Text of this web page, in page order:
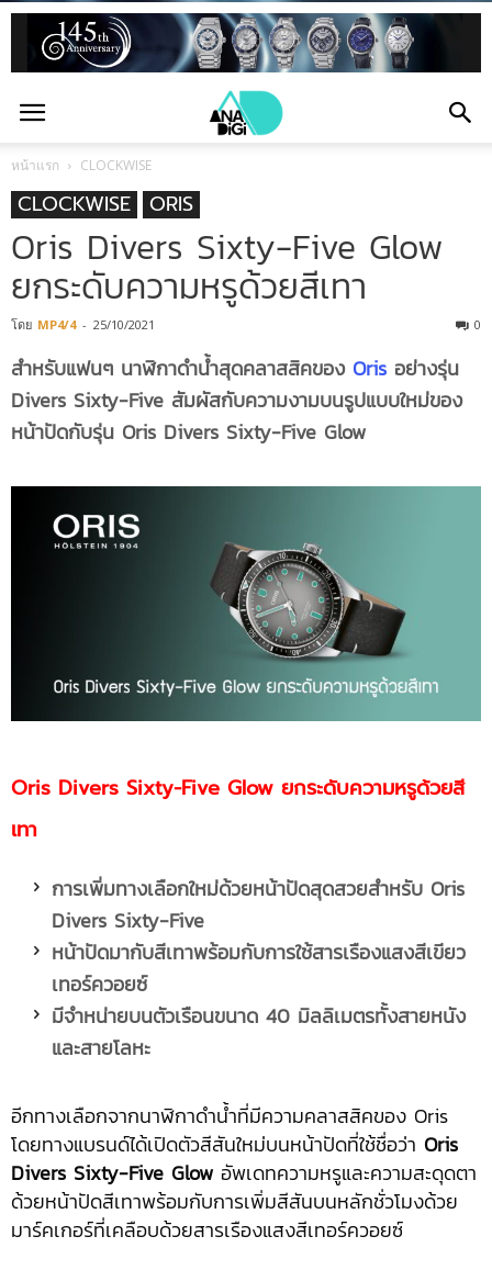
หน้าแรก CLOCKWISE
CLOCKWISE ORIS
Oris Divers Sixty-Five Glow
ยกระดับความหรูด้วยสีเทา
โดย MP4/4 - 25/10/2021 0
สำหรับแฟนๆ นาฬิกาดำน้ำสุดคลาสสิคของ Oris อย่างรุ่น
Divers Sixty-Five สัมผัสกับความงามบนรูปแบบใหม่ของ
หน้าปัดกับรุ่น Oris Divers Sixty-Five Glow
Oris Divers Sixty-Five Glow ยกระดับความหรูด้วยสี
เทา
การเพิ่มทางเลือกใหม่ด้วยหน้าปัดสุดสวยสำหรับ Oris
Divers Sixty-Five
หน้าปัดมากับสีเทาพร้อมกับการใช้สารเรืองแสงสีเขียว
เทอร์ควอยซ์
มีจำหน่ายบนตัวเรือนขนาด 40 มิลลิเมตรทั้งสายหนัง
และสายโลหะ
อีกทางเลือกจากนาฬิกาดำน้ำที่มีความคลาสสิคของ Oris
โดยทางแบรนด์ได้เปิดตัวสีสันใหม่บนหน้าปัดที่ใช้ชื่อว่า Oris
Divers Sixty-Five Glow อัพเดทความหรูและความสะดุดตา
ด้วยหน้าปัดสีเทาพร้อมกับการเพิ่มสีสันบนหลักชั่วโมงด้วย
มาร์คเกอร์ที่เคลือบด้วยสารเรืองแสงสีเทอร์ควอยซ์